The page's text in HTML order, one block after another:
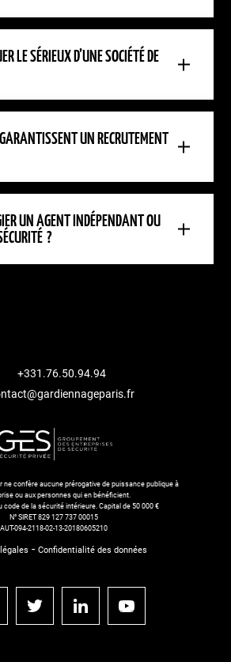
LE SÉRIEUX D’UNE SOCIÉTÉ DE
UN RECRUTEMENT
UN AGENT INDÉPENDANT OU
?
+331.76.50.94.94
ne confère aucune prérogative de puissance publique à
ou aux personnes qui en bénéficient.
code de la sécurité intérieure. Capital de 50 000 €
N° SIRET 829 127 737 00015
AUT-094-2118-02-13-20180605210
- Confidentialité des données